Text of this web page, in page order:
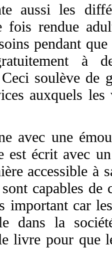
aussi les
fois rendue
pendant
à
soulève de
auxquels
avec une
est écrit avec
accessible à
capables de
important car
dans la
livre pour que